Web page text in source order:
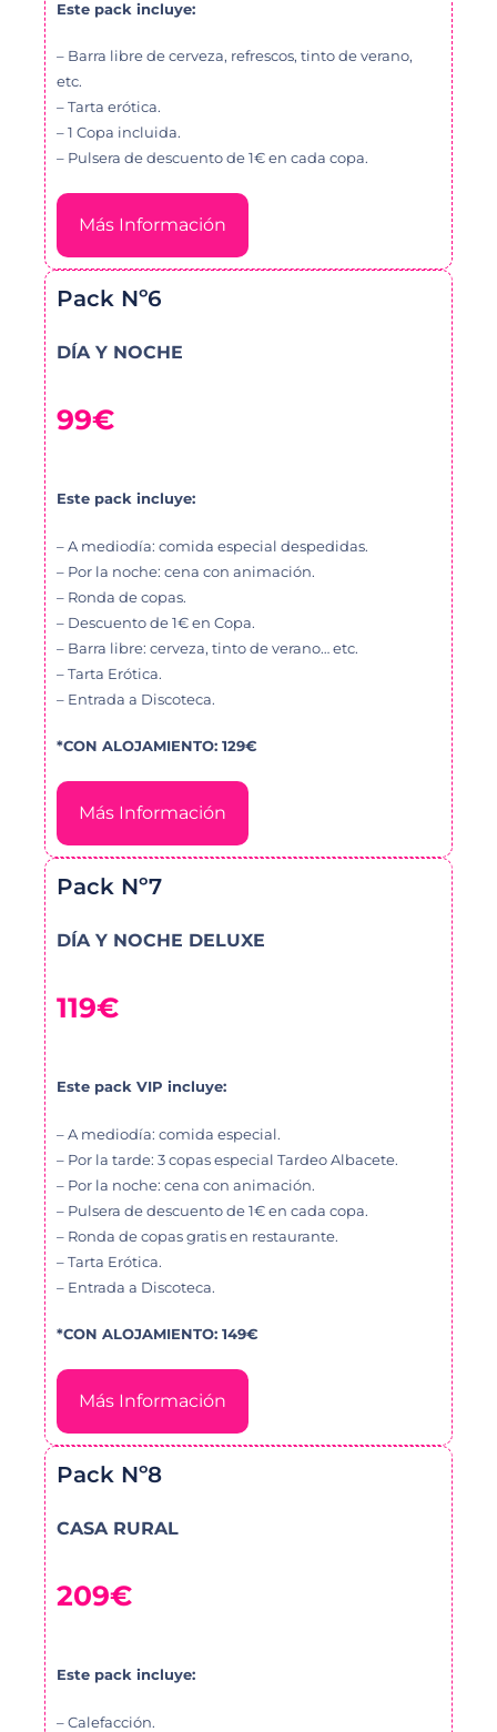
Este pack incluye:
– Barra libre de cerveza, refrescos, tinto de verano,
etc.
– Tarta erótica.
– 1 Copa incluida.
– Pulsera de descuento de 1€ en cada copa.
Más Información
Pack Nº6
DÍA Y NOCHE
99€
Este pack incluye:
– A mediodía: comida especial despedidas.
– Por la noche: cena con animación.
– Ronda de copas.
– Descuento de 1€ en Copa.
– Barra libre: cerveza, tinto de verano… etc.
– Tarta Erótica.
– Entrada a Discoteca.
*CON ALOJAMIENTO: 129€
Más Información
Pack Nº7
DÍA Y NOCHE DELUXE
119€
Este pack VIP incluye:
– A mediodía: comida especial.
– Por la tarde: 3 copas especial Tardeo Albacete.
– Por la noche: cena con animación.
– Pulsera de descuento de 1€ en cada copa.
– Ronda de copas gratis en restaurante.
– Tarta Erótica.
– Entrada a Discoteca.
*CON ALOJAMIENTO: 149€
Más Información
Pack Nº8
CASA RURAL
209€
Este pack incluye:
– Calefacción.